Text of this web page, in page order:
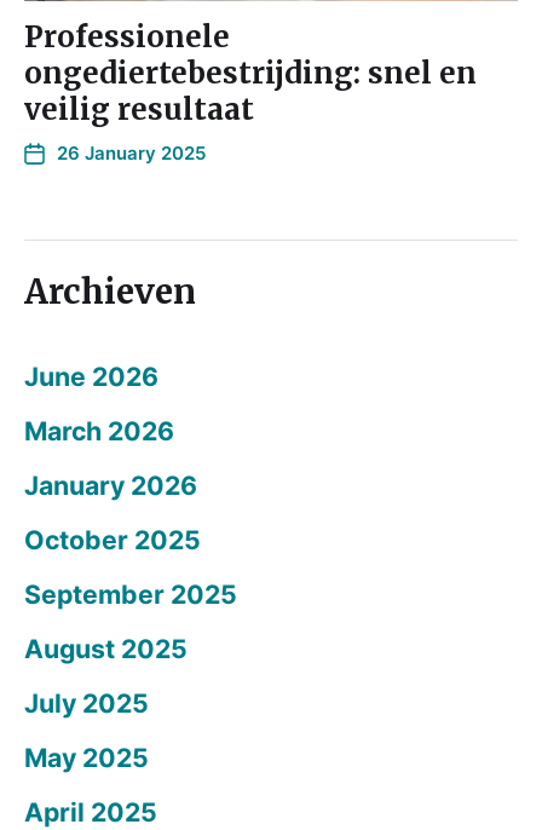
Professionele
ongediertebestrijding: snel en
veilig resultaat
26 January 2025
Archieven
June 2026
March 2026
January 2026
October 2025
September 2025
August 2025
July 2025
May 2025
April 2025